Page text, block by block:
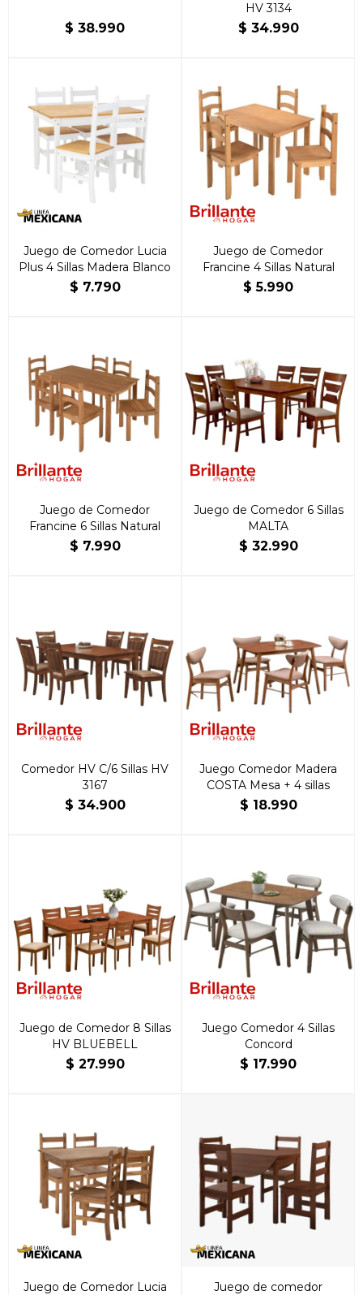
$ 38.990
HV 3134
$ 34.990
Juego de Comedor Lucia
Plus 4 Sillas Madera Blanco
$ 7.790
Juego de Comedor
Francine 4 Sillas Natural
$ 5.990
Juego de Comedor
Francine 6 Sillas Natural
$ 7.990
Juego de Comedor 6 Sillas
MALTA
$ 32.990
Comedor HV C/6 Sillas HV
3167
$ 34.900
Juego Comedor Madera
COSTA Mesa + 4 sillas
$ 18.990
Juego de Comedor 8 Sillas
HV BLUEBELL
$ 27.990
Juego Comedor 4 Sillas
Concord
$ 17.990
Juego de Comedor Lucia Juego de comedor